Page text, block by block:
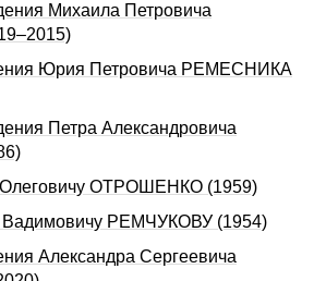
Михаила Петровича
Юрия Петровича РЕМЕСНИКА
Петра Александровича
Олеговичу ОТРОШЕНКО (1959)
Вадимовичу РЕМЧУКОВУ (1954)
Александра Сергеевича